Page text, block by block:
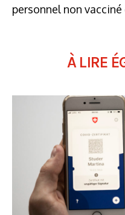
personnel non
À LIRE